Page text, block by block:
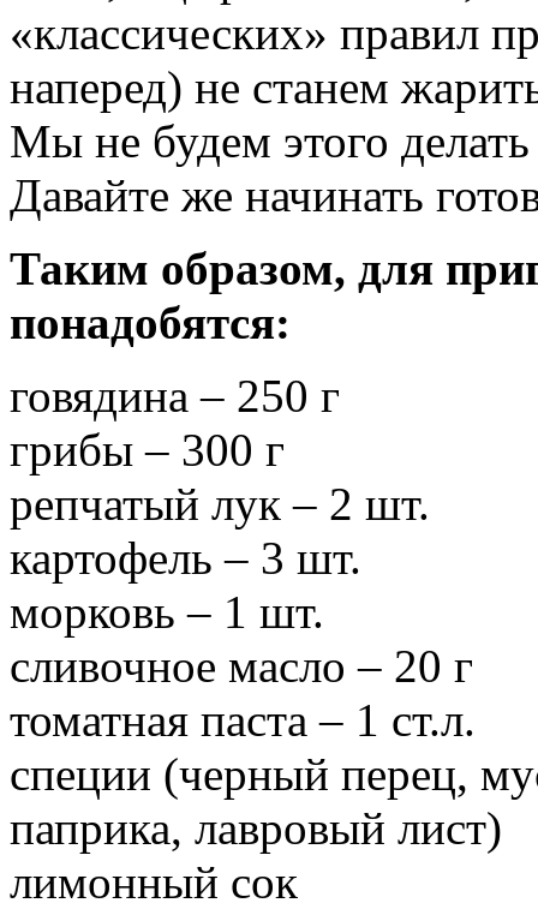
«классических» правил
наперед) не станем
Мы не будем этого
Давайте же начинать
Таким образом, для
понадобятся:
говядина – 250 г
грибы – 300 г
репчатый лук – 2 шт.
картофель – 3 шт.
морковь – 1 шт.
сливочное масло – 20 г
томатная паста – 1 ст.л.
специи (черный перец,
паприка, лавровый лист)
лимонный сок